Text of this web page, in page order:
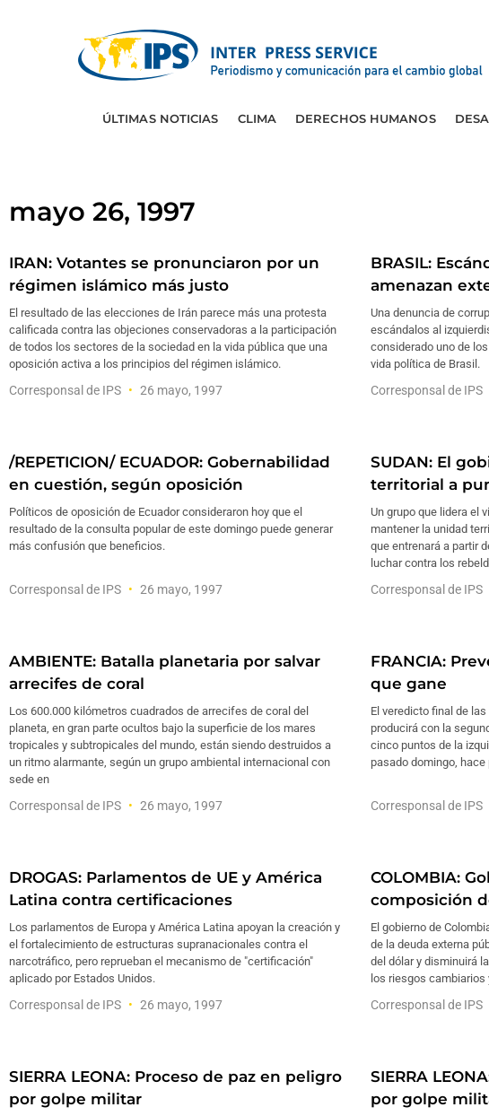
ÚLTIMAS NOTICIAS CLIMA DERECHOS HUMANOS
mayo 26, 1997
IRAN: Votantes se pronunciaron por un
régimen islámico más justo
El resultado de las elecciones de Irán parece más una protesta
calificada contra las objeciones conservadoras a la participación
de todos los sectores de la sociedad en la vida pública que una
oposición activa a los principios del régimen islámico.
Corresponsal de IPS 26 mayo, 1997
BRASIL:
amenazan
Una denuncia de
escándalos al
considerado uno de
vida política de Brasil.
Corresponsal de IPS
/REPETICION/ ECUADOR: Gobernabilidad
en cuestión, según oposición
Políticos de oposición de Ecuador consideraron hoy que el
resultado de la consulta popular de este domingo puede generar
más confusión que beneficios.
Corresponsal de IPS 26 mayo, 1997
SUDAN: El
territorial a
Un grupo que lidera el
mantener la unidad
que entrenará a partir
luchar contra los
Corresponsal de IPS
AMBIENTE: Batalla planetaria por salvar
arrecifes de coral
Los 600.000 kilómetros cuadrados de arrecifes de coral del
planeta, en gran parte ocultos bajo la superficie de los mares
tropicales y subtropicales del mundo, están siendo destruidos a
un ritmo alarmante, según un grupo ambiental internacional con
sede en
Corresponsal de IPS 26 mayo, 1997
FRANCIA:
que gane
El veredicto final de
producirá con la
cinco puntos de la
pasado domingo, hace
Corresponsal de IPS
DROGAS: Parlamentos de UE y América
Latina contra certificaciones
Los parlamentos de Europa y América Latina apoyan la creación y
el fortalecimiento de estructuras supranacionales contra el
narcotráfico, pero reprueban el mecanismo de "certificación"
aplicado por Estados Unidos.
Corresponsal de IPS 26 mayo, 1997
COLOMBIA:
composición
El gobierno de
de la deuda externa
del dólar y disminuirá
los riesgos cambiarios
Corresponsal de IPS
SIERRA LEONA: Proceso de paz en peligro
por golpe militar
SIERRA
por golpe